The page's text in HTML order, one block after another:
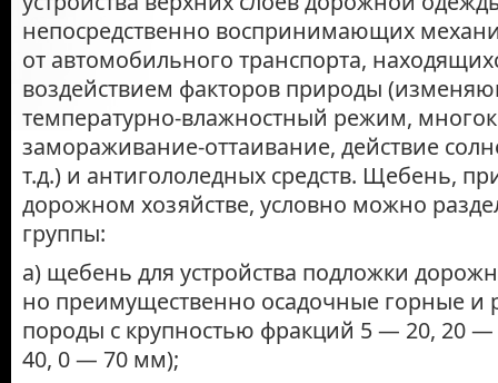
непосредственно воспринимающих
от автомобильного транспорта,
воздействием факторов природы
температурно-влажностный режим,
замораживание-оттаивание, действие
т.д.) и антигололедных средств. Щебень,
дорожном хозяйстве, условно можно
группы:
а) щебень для устройства подложки
но преимущественно осадочные горные и
породы с крупностью фракций 5 — 20, 20
40, 0 — 70 мм);